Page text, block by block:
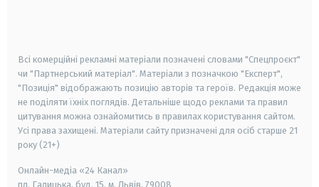
Всі комерційні рекламні матеріали позначені словами "Спецпроєкт"
чи "Партнерський матеріал". Матеріали з позначкою "Експерт",
"Позиція" відображають позицію авторів та героїв. Редакція може
не поділяти їхніх поглядів. Детальніше щодо реклами та правил
цитування можна ознайомитись в правилах користування сайтом.
Усі права захищені. Матеріали сайту призначені для осіб старше 21
року (21+)
Онлайн-медіа «24 Канал»
пл. Галицька, буд. 15, м. Львів, 79008